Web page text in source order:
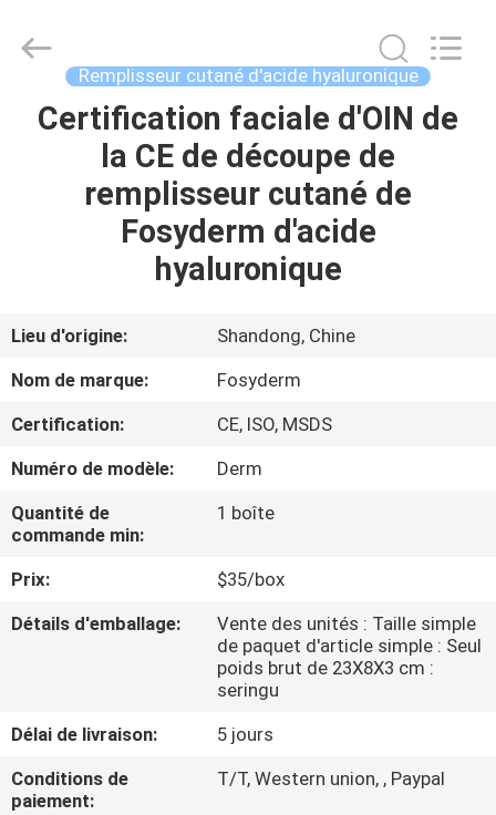
MAISON
À
PROPOS
DE
VISITE
L'USINE
LA
QUALITÉ
International
Trading
Reserved.
Remplisseur cutané d'acide hyaluronique
Certification faciale d'OIN de
la CE de découpe de
remplisseur cutané de
Fosyderm d'acide
hyaluronique
Lieu d'origine:
Shandong, Chine
Nom de marque:
Fosyderm
Certification:
CE, ISO, MSDS
Numéro de modèle:
Derm
Quantité de
commande min:
1 boîte
Prix:
$35/box
Détails d'emballage:
Vente des unités : Taille simple
de paquet d'article simple : Seul
poids brut de 23X8X3 cm :
seringu
Délai de livraison:
5 jours
Conditions de
paiement:
T/T, Western union, , Paypal